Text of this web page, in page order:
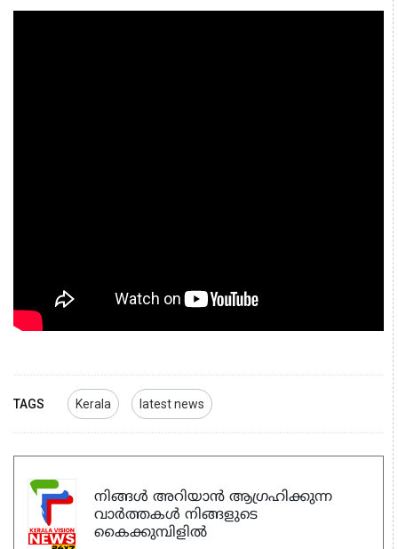
TAGS Kerala latest news
നിങ്ങൾ അറിയാൻ ആഗ്രഹിക്കുന്ന
വാർത്തകൾ നിങ്ങളുടെ
കൈക്കുമ്പിളിൽ